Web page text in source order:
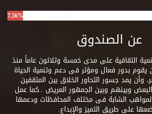
7.56%
عن الصندوق
الثقافية على مدى خمسة وثلاثون عاماً منذ
عام 1989 أن يقوم بدور فعال ومؤثر فى دعم وتنمية الحياة
وأن يمد جسور التحاور الخلاق بين المثقفين
وبينهم وبين الجمهور العريض ..كما عمل
الشابة فى مختلف المحافظات ودعمها
على طريق التميز والإبداع.